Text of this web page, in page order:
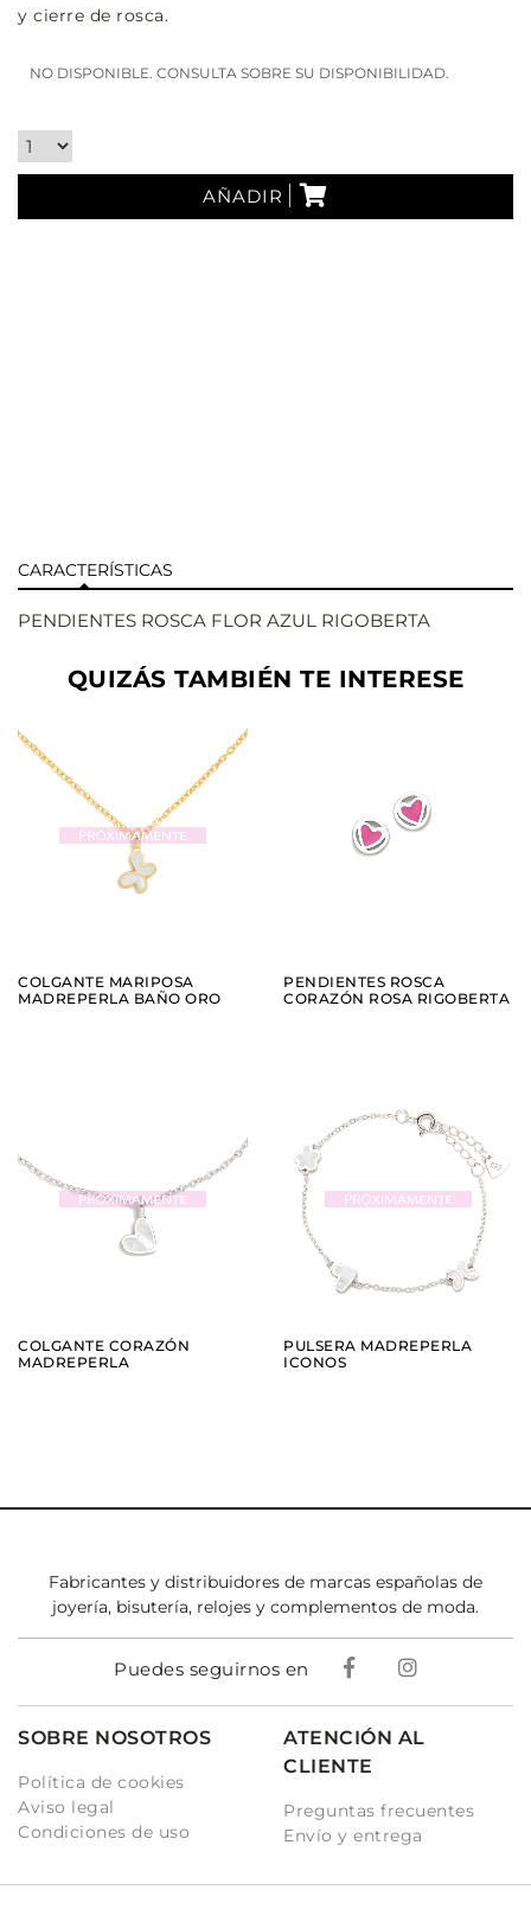
y cierre de rosca.
NO DISPONIBLE. CONSULTA SOBRE SU DISPONIBILIDAD.
AÑADIR
CARACTERÍSTICAS
PENDIENTES ROSCA FLOR AZUL RIGOBERTA
QUIZÁS TAMBIÉN TE INTERESE
VER AÑADIR
COLGANTE MARIPOSA
MADREPERLA BAÑO ORO
VER AÑADIR
PENDIENTES ROSCA
CORAZÓN ROSA RIGOBERTA
VER AÑADIR
COLGANTE CORAZÓN
MADREPERLA
VER AÑADIR
PULSERA MADREPERLA
ICONOS
Fabricantes y distribuidores de marcas españolas de
joyería, bisutería, relojes y complementos de moda.
Puedes seguirnos en
SOBRE NOSOTROS
Política de cookies
Aviso legal
Condiciones de uso
ATENCIÓN AL
CLIENTE
Preguntas frecuentes
Envío y entrega